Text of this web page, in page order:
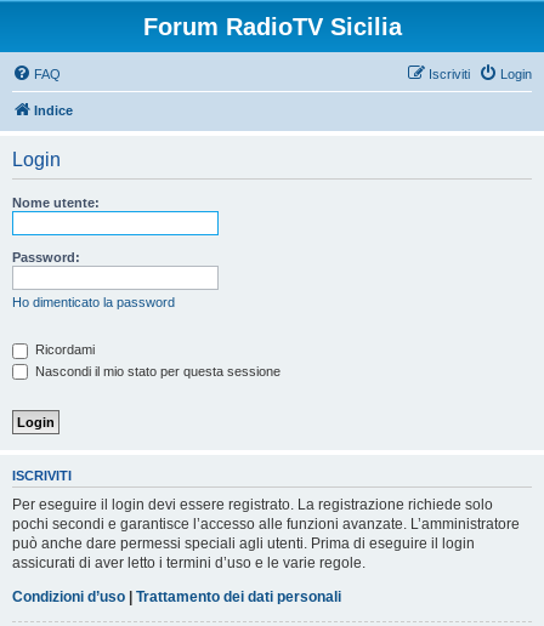
Forum RadioTV Sicilia
FAQ Login
Iscriviti
Indice
Login
Nome utente:
Password:
Ho dimenticato la password
Ricordami
Nascondi il mio stato per questa sessione
ISCRIVITI
Per eseguire il login devi essere registrato. La registrazione richiede solo
pochi secondi e garantisce l’accesso alle funzioni avanzate. L’amministratore
può anche dare permessi speciali agli utenti. Prima di eseguire il login
assicurati di aver letto i termini d’uso e le varie regole.
Condizioni d’uso | Trattamento dei dati personali